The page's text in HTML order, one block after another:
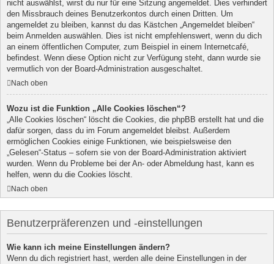
nicht auswählst, wirst du nur für eine Sitzung angemeldet. Dies verhindert
den Missbrauch deines Benutzerkontos durch einen Dritten. Um
angemeldet zu bleiben, kannst du das Kästchen „Angemeldet bleiben“
beim Anmelden auswählen. Dies ist nicht empfehlenswert, wenn du dich
an einem öffentlichen Computer, zum Beispiel in einem Internetcafé,
befindest. Wenn diese Option nicht zur Verfügung steht, dann wurde sie
vermutlich von der Board-Administration ausgeschaltet.
Nach oben
Wozu ist die Funktion „Alle Cookies löschen“?
„Alle Cookies löschen“ löscht die Cookies, die phpBB erstellt hat und die
dafür sorgen, dass du im Forum angemeldet bleibst. Außerdem
ermöglichen Cookies einige Funktionen, wie beispielsweise den
„Gelesen“-Status – sofern sie von der Board-Administration aktiviert
wurden. Wenn du Probleme bei der An- oder Abmeldung hast, kann es
helfen, wenn du die Cookies löscht.
Nach oben
Benutzerpräferenzen und -einstellungen
Wie kann ich meine Einstellungen ändern?
Wenn du dich registriert hast, werden alle deine Einstellungen in der